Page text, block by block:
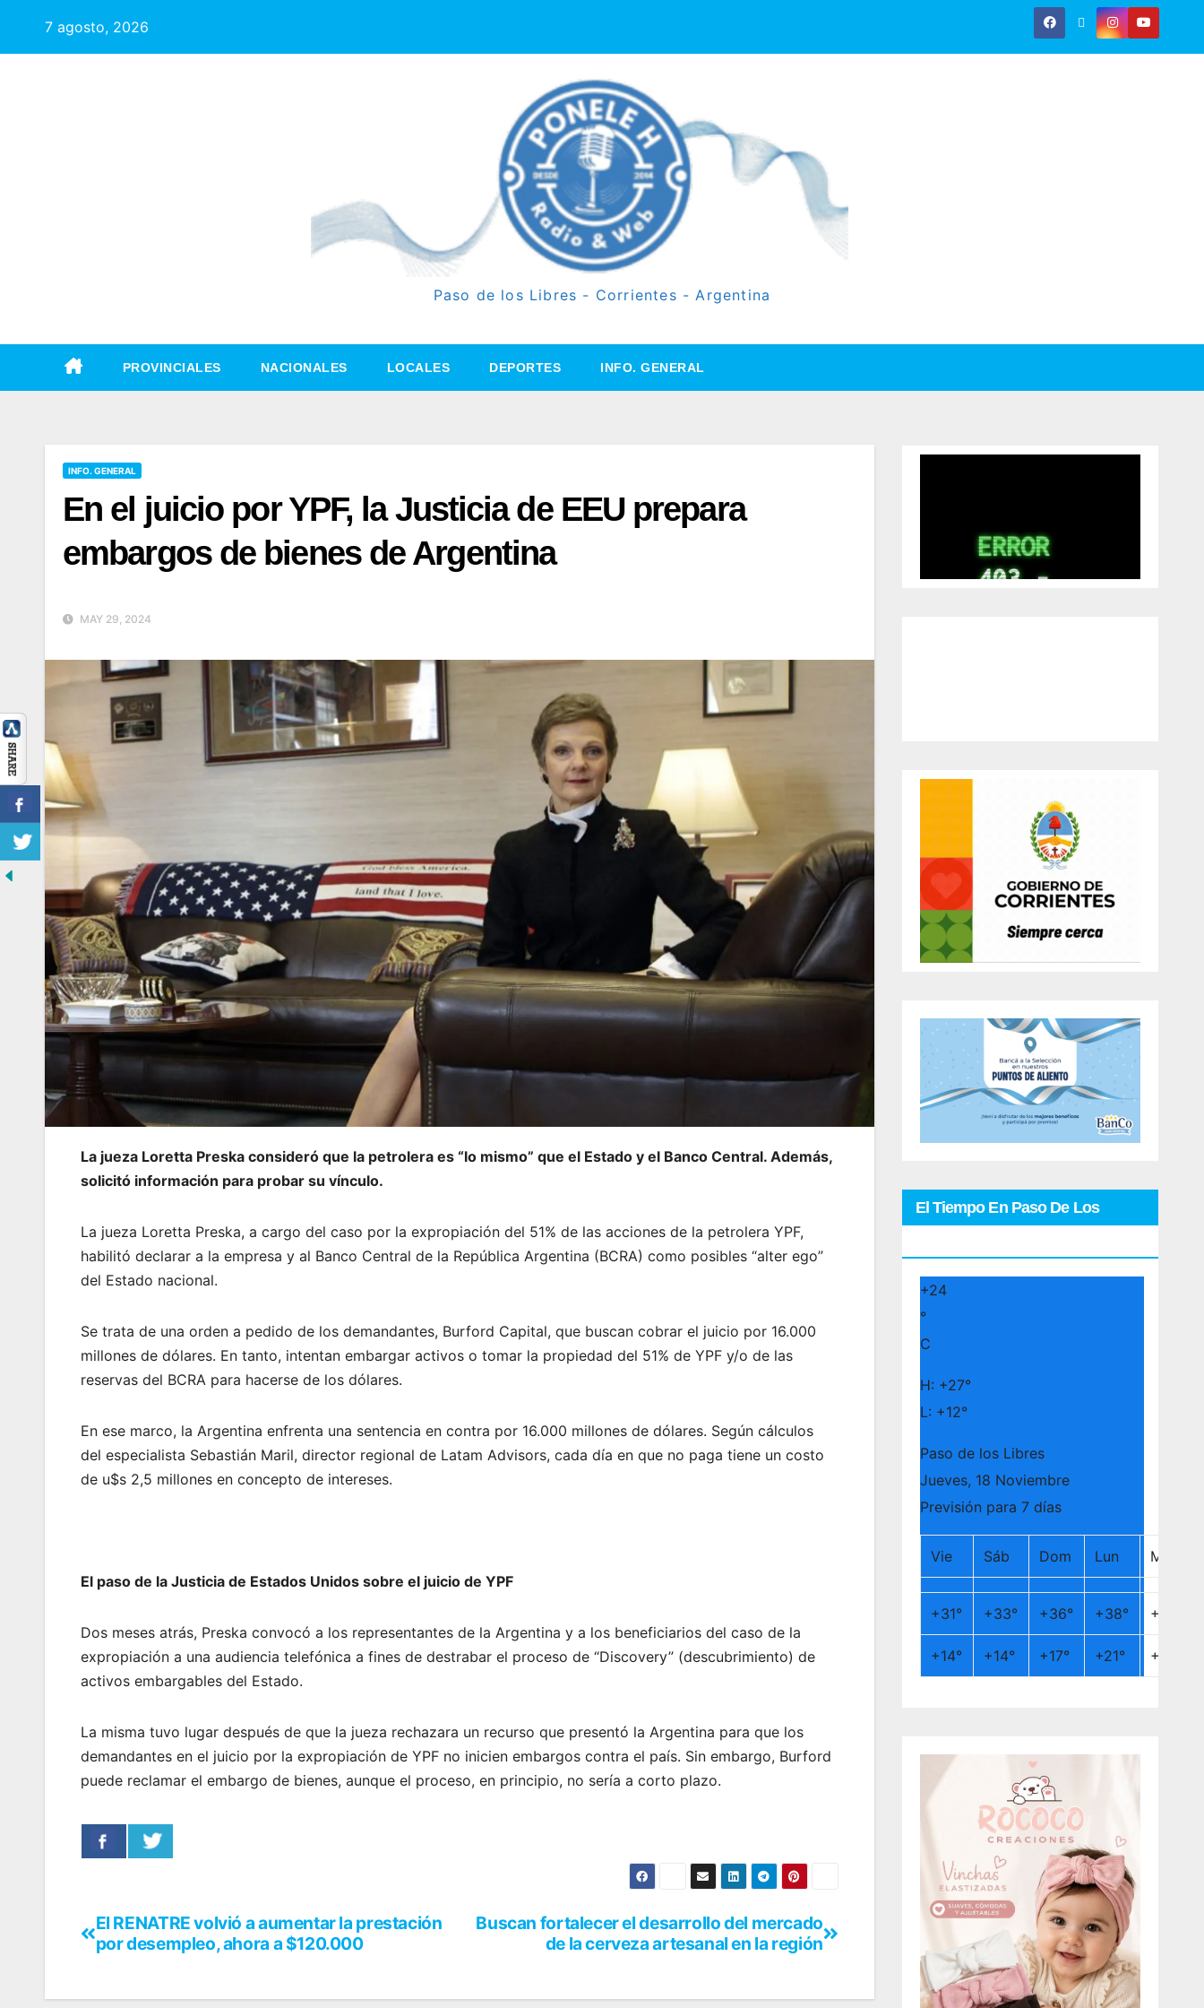
7 agosto, 2026
Paso de los Libres - Corrientes - Argentina
PROVINCIALES NACIONALES LOCALES DEPORTES INFO. GENERAL
INFO. GENERAL
En el juicio por YPF, la Justicia de EEU prepara
embargos de bienes de Argentina
MAY 29, 2024
La jueza Loretta Preska consideró que la petrolera es “lo mismo” que el Estado y el Banco Central. Además,
solicitó información para probar su vínculo.
La jueza Loretta Preska, a cargo del caso por la expropiación del 51% de las acciones de la petrolera YPF,
habilitó declarar a la empresa y al Banco Central de la República Argentina (BCRA) como posibles “alter ego”
del Estado nacional.
Se trata de una orden a pedido de los demandantes, Burford Capital, que buscan cobrar el juicio por 16.000
millones de dólares. En tanto, intentan embargar activos o tomar la propiedad del 51% de YPF y/o de las
reservas del BCRA para hacerse de los dólares.
En ese marco, la Argentina enfrenta una sentencia en contra por 16.000 millones de dólares. Según cálculos
del especialista Sebastián Maril, director regional de Latam Advisors, cada día en que no paga tiene un costo
de u$s 2,5 millones en concepto de intereses.
El paso de la Justicia de Estados Unidos sobre el juicio de YPF
Dos meses atrás, Preska convocó a los representantes de la Argentina y a los beneficiarios del caso de la
expropiación a una audiencia telefónica a fines de destrabar el proceso de “Discovery” (descubrimiento) de
activos embargables del Estado.
La misma tuvo lugar después de que la jueza rechazara un recurso que presentó la Argentina para que los
demandantes en el juicio por la expropiación de YPF no inicien embargos contra el país. Sin embargo, Burford
puede reclamar el embargo de bienes, aunque el proceso, en principio, no sería a corto plazo.
Buscan fortalecer el desarrollo del mercado
de la cerveza artesanal en la región
El RENATRE volvió a aumentar la prestación
por desempleo, ahora a $120.000
El Tiempo En Paso De Los
+24
°
C
H: +27°
L: +12°
Paso de los Libres
Jueves, 18 Noviembre
Previsión para 7 días
Vie Sáb Dom Lun Mar
+31° +33° +36° +38° +
+14° +14° +17° +21° +